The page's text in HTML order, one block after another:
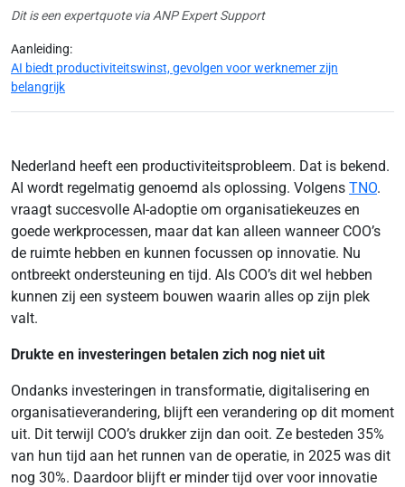
Dit is een expertquote via ANP Expert Support
Aanleiding:
AI biedt productiviteitswinst, gevolgen voor werknemer zijn
belangrijk
Nederland heeft een productiviteitsprobleem. Dat is bekend.
AI wordt regelmatig genoemd als oplossing. Volgens TNO.
vraagt succesvolle AI-adoptie om organisatiekeuzes en
goede werkprocessen, maar dat kan alleen wanneer COO’s
de ruimte hebben en kunnen focussen op innovatie. Nu
ontbreekt ondersteuning en tijd. Als COO’s dit wel hebben
kunnen zij een systeem bouwen waarin alles op zijn plek
valt.
Drukte en investeringen betalen zich nog niet uit
Ondanks investeringen in transformatie, digitalisering en
organisatieverandering, blijft een verandering op dit moment
uit. Dit terwijl COO’s drukker zijn dan ooit. Ze besteden 35%
van hun tijd aan het runnen van de operatie, in 2025 was dit
nog 30%. Daardoor blijft er minder tijd over voor innovatie